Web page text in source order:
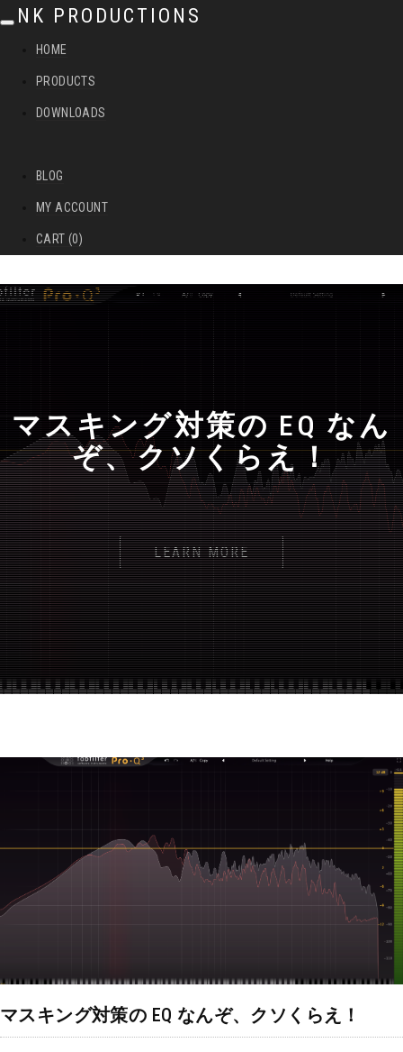
a
v
g
t
i
o
n
NK PRODUCTIONS
HOME
PRODUCTS
DOWNLOADS
BLOG
MY ACCOUNT
CART (0)
マスキング対策の EQ なん
ぞ、クソくらえ！
LEARN MORE
マスキング対策の EQ なんぞ、クソくらえ！